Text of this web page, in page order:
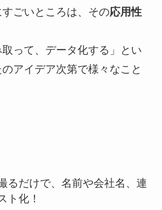
ごいところは、その応用性
取って、データ化する」とい
アイデア次第で様々なこと
るだけで、名前や会社名、連
ト化！